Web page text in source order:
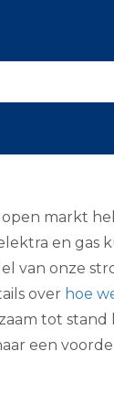
markt
en
van onze
over hoe
tot
een